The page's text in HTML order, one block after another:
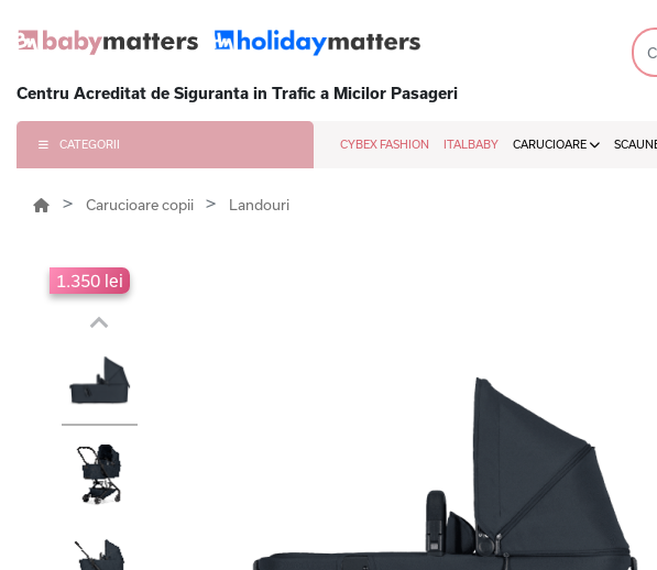
Centru Acreditat de Siguranta in Trafic a Micilor Pasageri
CATEGORII CYBEX FASHION ITALBABY CARUCIOARE
Carucioare copii Landouri
1.350 lei